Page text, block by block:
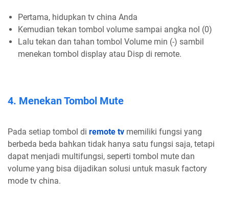
Pertama, hidupkan tv china Anda
Kemudian tekan tombol volume sampai angka nol (0)
Lalu tekan dan tahan tombol Volume min (-) sambil
menekan tombol display atau Disp di remote.
4. Menekan Tombol Mute
Pada setiap tombol di remote tv memiliki fungsi yang
berbeda beda bahkan tidak hanya satu fungsi saja, tetapi
dapat menjadi multifungsi, seperti tombol mute dan
volume yang bisa dijadikan solusi untuk masuk factory
mode tv china.